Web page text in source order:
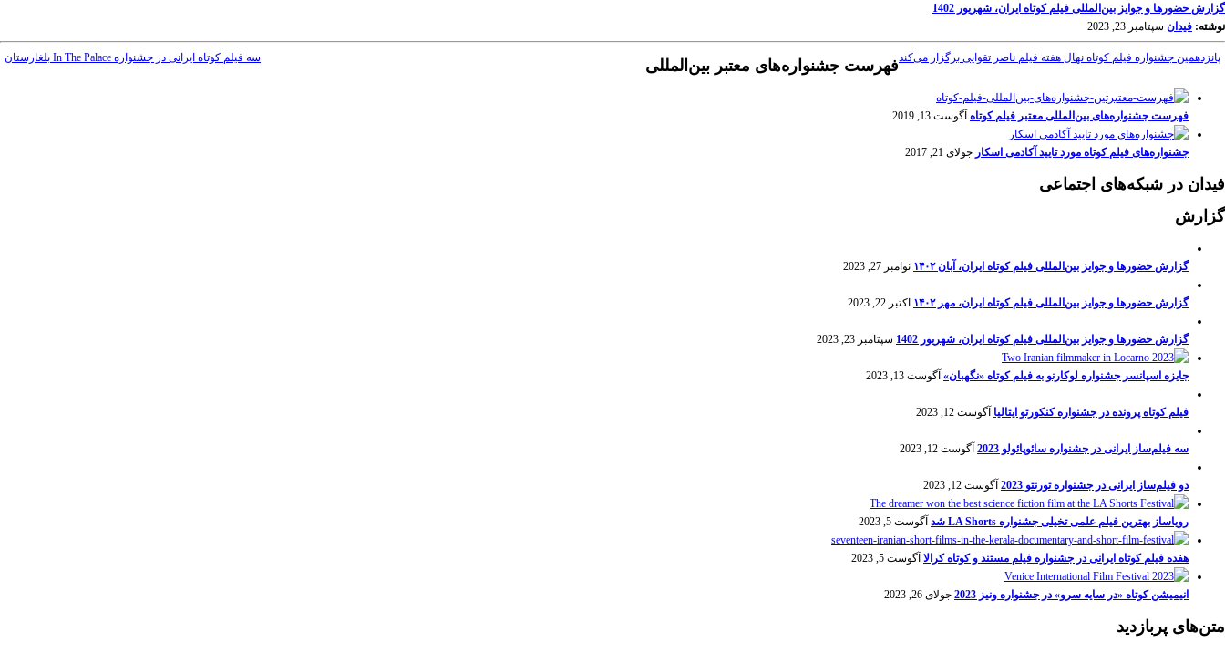
گزارش حضورها و جوایز بین‌المللی فیلم کوتاه ایران، شهریور 1402
نوشته: فیدان سپتامبر 23, 2023
پانزدهمين جشنواره فيلم كوتاه نهال هفته فيلم ناصر تقوايى برگزار مى‌كند سه فیلم کوتاه ایرانی در جشنواره In The Palace بلغارستان فهرست جشنواره‌های معتبر بین‌المللی
فهرست جشنواره‌های بین‌المللی معتبر فیلم کوتاه آگوست 13, 2019
جشنواره‌های فیلم کوتاه مورد تایید آکادمی اسکار جولای 21, 2017
فیدان در شبکه‌های اجتماعی
گزارش
گزارش حضورها و جوایز بین‌المللی فیلم کوتاه ایران، آبان ۱۴۰۲ نوامبر 27, 2023
گزارش حضورها و جوایز بین‌المللی فیلم کوتاه ایران، مهر ۱۴۰۲ اکتبر 22, 2023
گزارش حضورها و جوایز بین‌المللی فیلم کوتاه ایران، شهریور 1402 سپتامبر 23, 2023
جایزه اسپانسر جشنواره لوکارنو به فیلم کوتاه «نگهبان» آگوست 13, 2023
فیلم کوتاه پرونده در جشنواره کنکورتو ایتالیا آگوست 12, 2023
سه فیلم‌ساز ایرانی در جشنواره سائوپائولو 2023 آگوست 12, 2023
دو فیلم‌ساز ایرانی در جشنواره تورنتو 2023 آگوست 12, 2023
رویاساز بهترین فیلم علمی تخیلی جشنواره LA Shorts شد آگوست 5, 2023
هفده فیلم کوتاه ایرانی در جشنواره فیلم مستند و کوتاه کرالا آگوست 5, 2023
انیمیشن کوتاه «در سایه سرو» در جشنواره ونیز 2023 جولای 26, 2023
متن‌های پربازدید